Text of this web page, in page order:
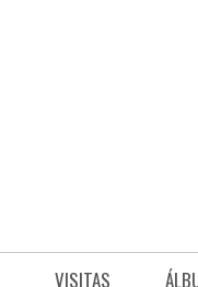
VISITAS